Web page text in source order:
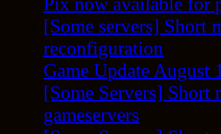
[Some servers] Short
reconfiguration
Game Update August
[Some Servers] Short
gameservers